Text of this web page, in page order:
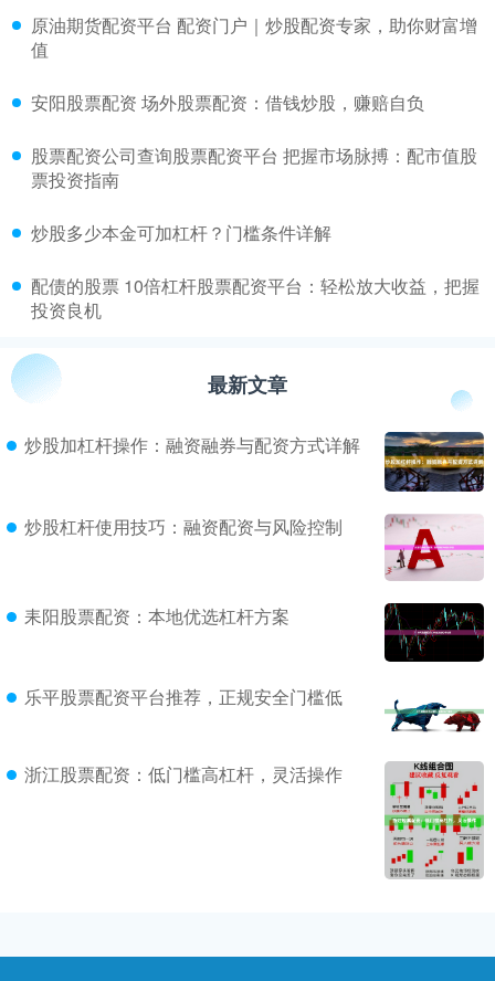
​原油期货配资平台 配资门户｜炒股配资专家，助你财富增
值
​安阳股票配资 场外股票配资：借钱炒股，赚赔自负
​股票配资公司查询股票配资平台 把握市场脉搏：配市值股
票投资指南
​炒股多少本金可加杠杆？门槛条件详解
​配债的股票 10倍杠杆股票配资平台：轻松放大收益，把握
投资良机
最新文章
炒股加杠杆操作：融资融券与配资方式详解
炒股杠杆使用技巧：融资配资与风险控制
耒阳股票配资：本地优选杠杆方案
乐平股票配资平台推荐，正规安全门槛低
浙江股票配资：低门槛高杠杆，灵活操作